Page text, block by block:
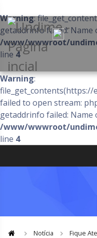
Warning:
getaddrinfo failed:
/www/wwwroot/
line 4
Warning:
file_get_contents(https://
failed to open stream:
getaddrinfo failed:
/www/wwwroot/
line 4
Notícia Fique